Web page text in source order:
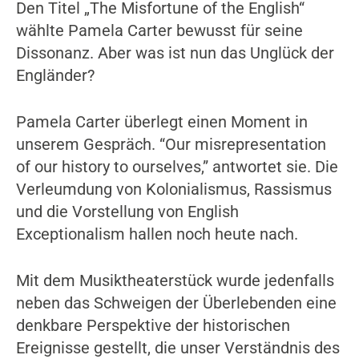
Den Titel „The Misfortune of the English“
wählte Pamela Carter bewusst für seine
Dissonanz. Aber was ist nun das Unglück der
Engländer?
Pamela Carter überlegt einen Moment in
unserem Gespräch. “Our misrepresentation
of our history to ourselves,” antwortet sie. Die
Verleumdung von Kolonialismus, Rassismus
und die Vorstellung von English
Exceptionalism hallen noch heute nach.
Mit dem Musiktheaterstück wurde jedenfalls
neben das Schweigen der Überlebenden eine
denkbare Perspektive der historischen
Ereignisse gestellt, die unser Verständnis des